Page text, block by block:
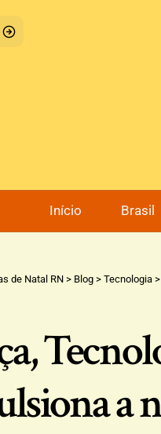
Início Brasil
de Natal RN> Blog> Tecnologia>
a